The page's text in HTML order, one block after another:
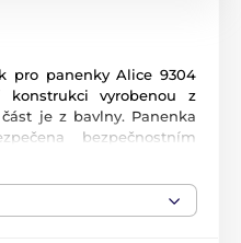
pro panenky Alice 9304
vyrobenou z
je z bavlny. Panenka
bezpečnostním